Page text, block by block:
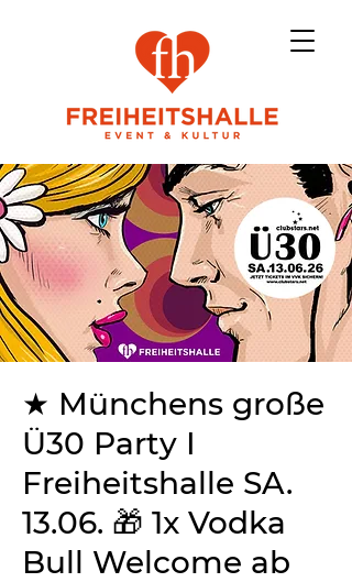
★ Münchens große
Ü30 Party I
Freiheitshalle SA.
13.06. 🎁 1x Vodka
Bull Welcome ab